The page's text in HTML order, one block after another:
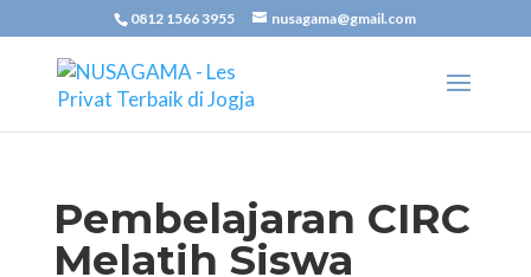
0812 1566 3955 nusagama@gmail.com
Pembelajaran CIRC
Melatih Siswa